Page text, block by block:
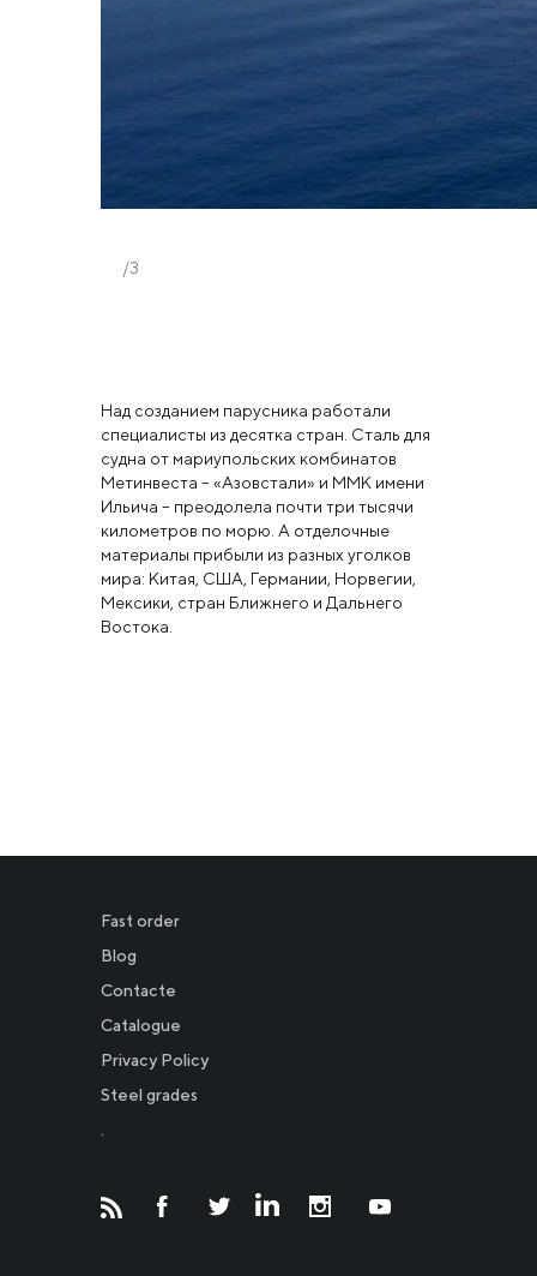
/3
Над созданием парусника работали
специалисты из десятка стран. Сталь для
судна от мариупольских комбинатов
Метинвеста – «Азовстали» и ММК имени
Ильича – преодолела почти три тысячи
километров по морю. А отделочные
материалы прибыли из разных уголков
мира: Китая, США, Германии, Норвегии,
Мексики, стран Ближнего и Дальнего
Востока.
Fast order
Blog
Contacte
Catalogue
Privacy Policy
Steel grades
.
Новости
Инвесторам